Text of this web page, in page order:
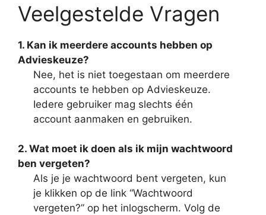
Veelgestelde Vragen
1. Kan ik meerdere accounts hebben op
Advieskeuze?
Nee, het is niet toegestaan om meerdere
accounts te hebben op Advieskeuze.
Iedere gebruiker mag slechts één
account aanmaken en gebruiken.
2. Wat moet ik doen als ik mijn wachtwoord
ben vergeten?
Als je je wachtwoord bent vergeten, kun
je klikken op de link “Wachtwoord
vergeten?” op het inlogscherm. Volg de